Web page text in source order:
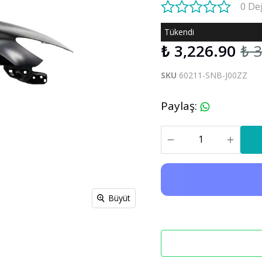
Xc90
Xc90 2003-2013
xc90 2015-2025
C30 C70
Büyüt
0
Tükendi
₺ 3,226.90 ₺
SKU 60211-SNB-J00ZZ
Paylaş: